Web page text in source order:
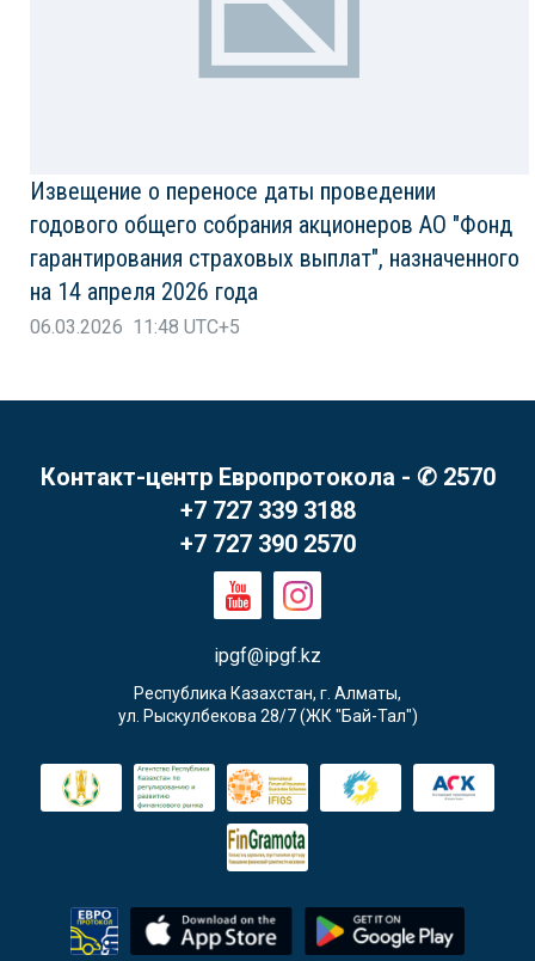
Извещение о переносе даты проведении
годового общего собрания акционеров АО "Фонд
гарантирования страховых выплат", назначенного
на 14 апреля 2026 года
06.03.2026 11:48 UTC+5
Контакт-центр Европротокола - ✆ 2570
+7 727 339 3188
+7 727 390 2570
ipgf@ipgf.kz
Республика Казахстан, г. Алматы,
ул. Рыскулбекова 28/7 (ЖК "Бай-Тал")